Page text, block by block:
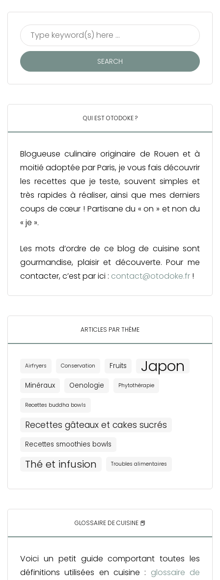
QUI EST OTODOKE ?
Blogueuse culinaire originaire de Rouen et à
moitié adoptée par Paris, je vous fais découvrir
les recettes que je teste, souvent simples et
très rapides à réaliser, ainsi que mes derniers
coups de cœur ! Partisane du « on » et non du
« je ».
Les mots d’ordre de ce blog de cuisine sont
gourmandise, plaisir et découverte. Pour me
contacter, c’est par ici : contact@otodoke.fr !
ARTICLES PAR THÈME
Airfryers Conservation Fruits Japon
Minéraux Oenologie Phytothérapie
Recettes buddha bowls
Recettes gâteaux et cakes sucrés
Recettes smoothies bowls
Thé et infusion Troubles alimentaires
GLOSSAIRE DE CUISINE 📕
Voici un petit guide comportant toutes les
définitions utilisées en cuisine : glossaire de